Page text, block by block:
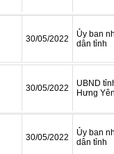
30/05/2022
Ủy ban
dân tỉnh
30/05/2022
UBND
Hưng
30/05/2022
Ủy ban
dân tỉnh